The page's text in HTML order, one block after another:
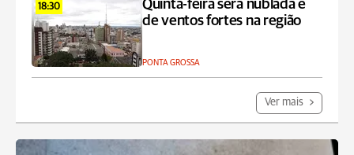
18:30
Quinta-feira será nublada e
de ventos fortes na região
PONTA GROSSA
Ver mais